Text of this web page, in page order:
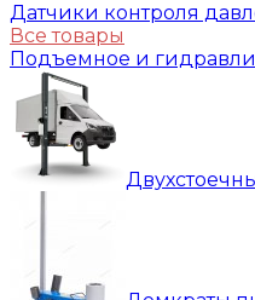
Датчики контроля
Все товары
Подъемное и